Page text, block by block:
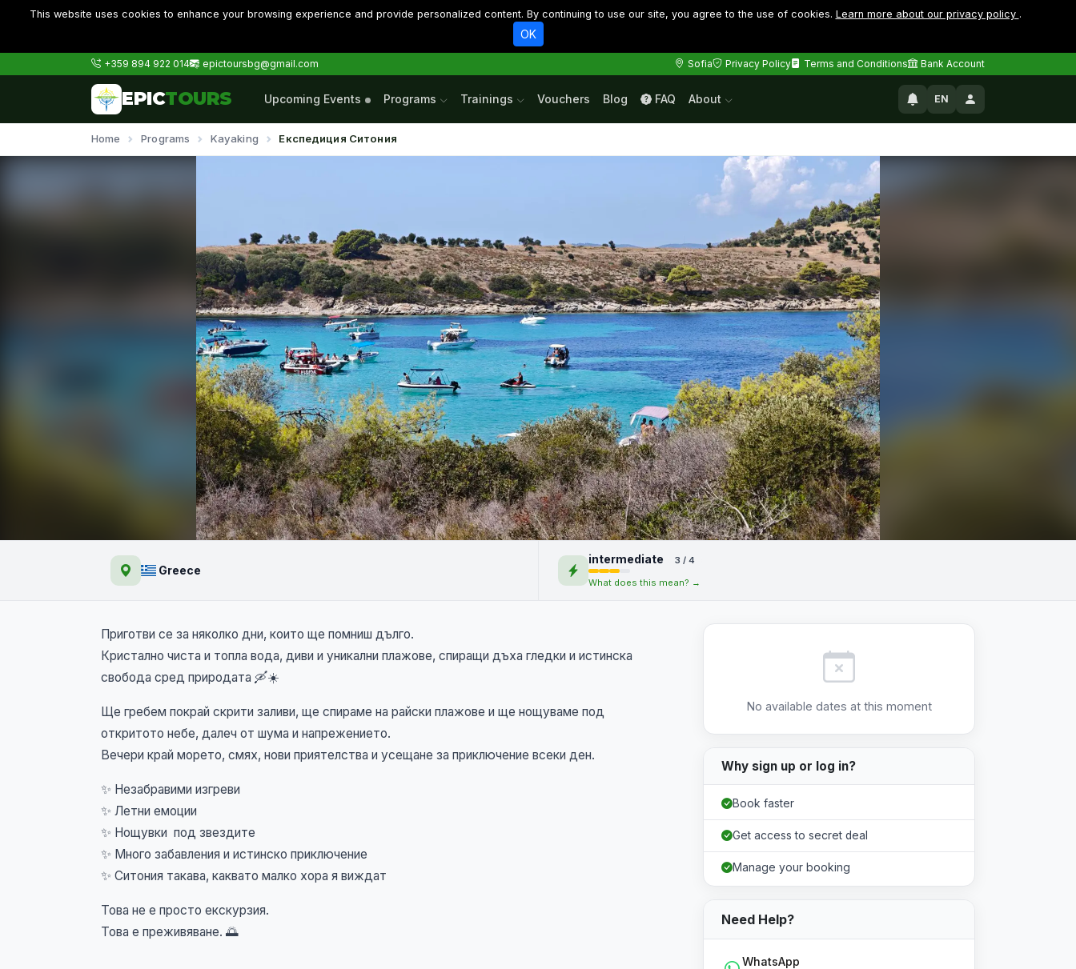
This website uses cookies to enhance your browsing experience and provide personalized content. By continuing to use our site, you agree to the use of cookies. Learn more about our privacy policy .
OK
+359 894 922 014 epictoursbg@gmail.com Sofia Privacy Policy Terms and Conditions Bank Account
EPICTOURS Upcoming Events Programs Trainings Vouchers Blog FAQ About EN
Home Programs Kayaking Експедиция Ситония
Експедиция Ситония
Greece
intermediate
3 / 4
What does this mean? →
Приготви се за няколко дни, които ще помниш дълго.
Кристално чиста и топла вода, диви и уникални плажове, спиращи дъха гледки и истинска
свобода сред природата 🛶☀️
Ще гребем покрай скрити заливи, ще спираме на райски плажове и ще нощуваме под
откритото небе, далеч от шума и напрежението.
Вечери край морето, смях, нови приятелства и усещане за приключение всеки ден.
✨ Незабравими изгреви
✨ Летни емоции
✨ Нощувки под звездите
✨ Много забавления и истинско приключение
✨ Ситония такава, каквато малко хора я виждат
Това не е просто екскурзия.
Това е преживяване. 🌅
No available dates at this moment
Why sign up or log in?
Book faster
Get access to secret deal
Manage your booking
Need Help?
WhatsApp